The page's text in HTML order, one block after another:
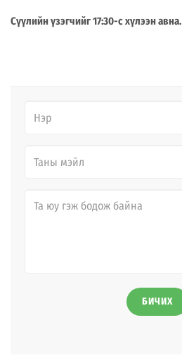
Сүүлийн үзэгчийг 17:30-с хүлээн авна.
БИЧИХ